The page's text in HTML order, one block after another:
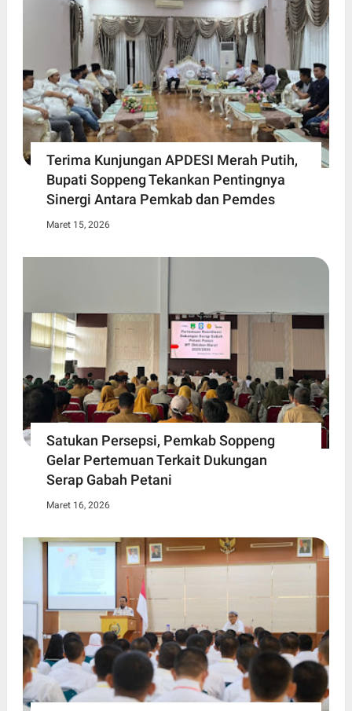
Terima Kunjungan APDESI Merah Putih,
Bupati Soppeng Tekankan Pentingnya
Sinergi Antara Pemkab dan Pemdes
Maret 15, 2026
Satukan Persepsi, Pemkab Soppeng
Gelar Pertemuan Terkait Dukungan
Serap Gabah Petani
Maret 16, 2026